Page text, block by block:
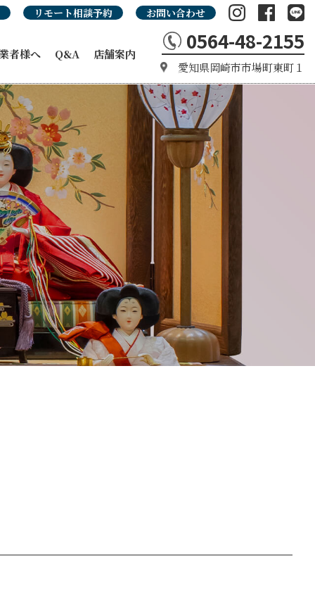
リモート相談予約 お問い合わせ
者様へ
強み
タログ
ログ
カタログ
Q&A 店舗案内
0564-48-2155
愛知県岡崎市市場町東町１